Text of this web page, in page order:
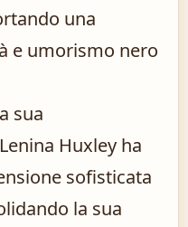
una
e umorismo nero
sua
Huxley ha
sofisticata
la sua